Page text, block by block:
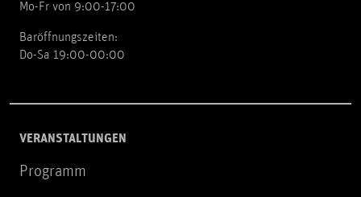
Mo-Fr von 9:00-17:00
Baröffnungszeiten:
Do-Sa 19:00-00:00
VERANSTALTUNGEN
Programm